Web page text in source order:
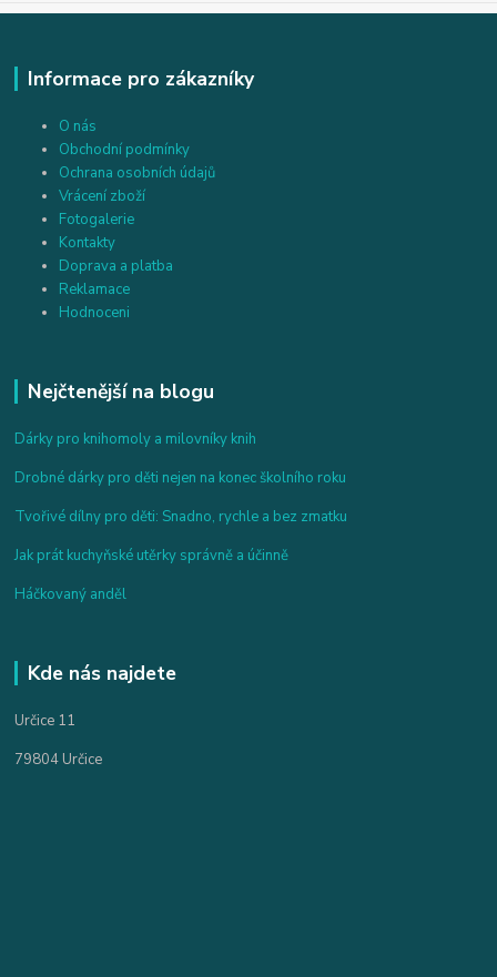
Informace pro zákazníky
O nás
Obchodní podmínky
Ochrana osobních údajů
Vrácení zboží
Fotogalerie
Kontakty
Doprava a platba
Reklamace
Hodnoceni
Nejčtenější na blogu
Dárky pro knihomoly a milovníky knih
Drobné dárky pro děti nejen na konec školního roku
Tvořivé dílny pro děti: Snadno, rychle a bez zmatku
Jak prát kuchyňské utěrky správně a účinně
Háčkovaný anděl
Kde nás najdete
Určice 11
79804 Určice